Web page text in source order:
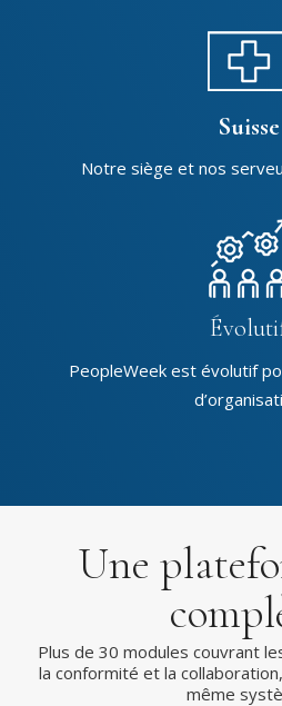
Suisse
Notre siège et nos
PeopleWeek est évolutif
Une
Plus de 30 modules couvrant
la conformité et la
même